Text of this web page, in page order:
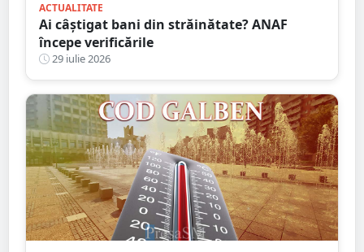
ACTUALITATE
Ai câștigat bani din străinătate? ANAF
începe verificările
29 iulie 2026